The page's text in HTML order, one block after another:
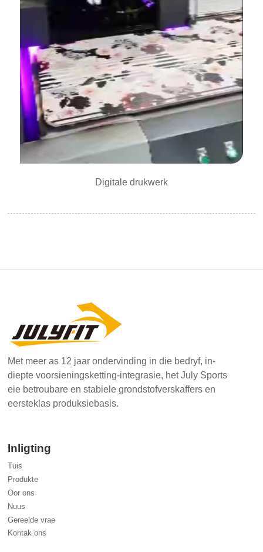
Digitale drukwerk
Met meer as 12 jaar ondervinding in die bedryf, in-
diepte voorsieningsketting-integrasie, het July Sports
eie betroubare en stabiele grondstofverskaffers en
eersteklas produksiebasis.
Inligting
Tuis
Produkte
Oor ons
Nuus
Gereelde vrae
Kontak ons